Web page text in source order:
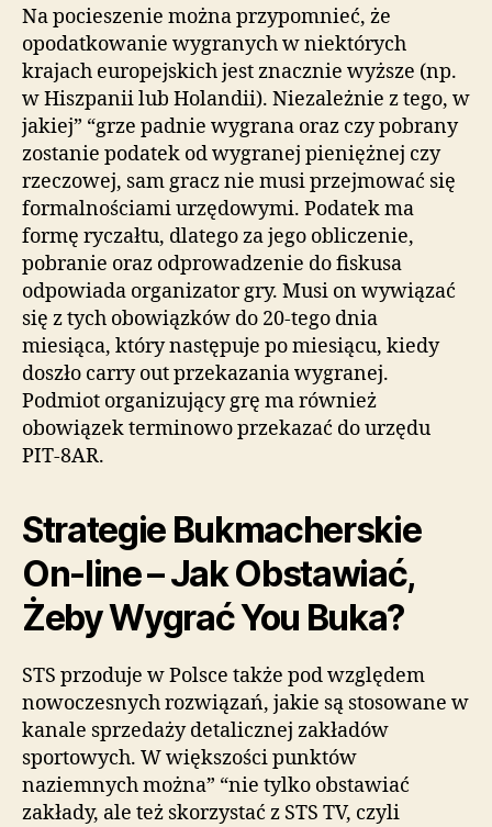
Na pocieszenie można przypomnieć, że
opodatkowanie wygranych w niektórych
krajach europejskich jest znacznie wyższe (np.
w Hiszpanii lub Holandii). Niezależnie z tego, w
jakiej” “grze padnie wygrana oraz czy pobrany
zostanie podatek od wygranej pieniężnej czy
rzeczowej, sam gracz nie musi przejmować się
formalnościami urzędowymi. Podatek ma
formę ryczałtu, dlatego za jego obliczenie,
pobranie oraz odprowadzenie do fiskusa
odpowiada organizator gry. Musi on wywiązać
się z tych obowiązków do 20-tego dnia
miesiąca, który następuje po miesiącu, kiedy
doszło carry out przekazania wygranej.
Podmiot organizujący grę ma również
obowiązek terminowo przekazać do urzędu
PIT-8AR.
Strategie Bukmacherskie
On-line – Jak Obstawiać,
Żeby Wygrać You Buka?
STS przoduje w Polsce także pod względem
nowoczesnych rozwiązań, jakie są stosowane w
kanale sprzedaży detalicznej zakładów
sportowych. W większości punktów
naziemnych można” “nie tylko obstawiać
zakłady, ale też skorzystać z STS TV, czyli